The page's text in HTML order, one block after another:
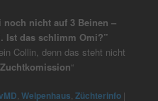
nicht auf 3 Beinen –
Ist das schlimm Omi?”
Collin, denn das steht nicht
Zuchtkomission“
,Welpenhaus ,Züchterinfo |